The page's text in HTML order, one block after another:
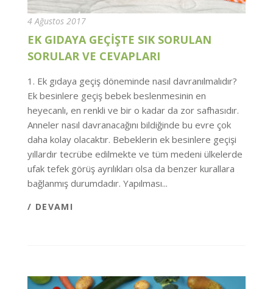
4 Ağustos 2017
EK GIDAYA GEÇİŞTE SIK SORULAN
SORULAR VE CEVAPLARI
1. Ek gıdaya geçiş döneminde nasıl davranılmalıdır?
Ek besinlere geçiş bebek beslenmesinin en
heyecanlı, en renkli ve bir o kadar da zor safhasıdır.
Anneler nasıl davranacağını bildiğinde bu evre çok
daha kolay olacaktır. Bebeklerin ek besinlere geçişi
yıllardır tecrübe edilmekte ve tüm medeni ülkelerde
ufak tefek görüş ayrılıkları olsa da benzer kurallara
bağlanmış durumdadır. Yapılması...
/ DEVAMI